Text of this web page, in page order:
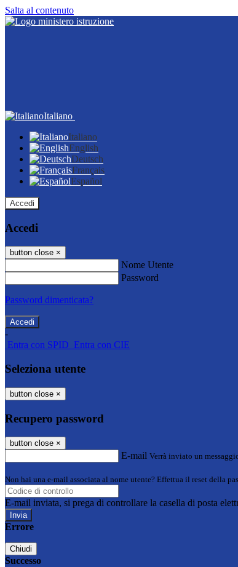
Salta al contenuto
Italiano
Italiano
English
Deutsch
Français
Español
Accedi
Accedi
button close ×
Nome Utente
Password
Password dimenticata?
-
Entra con SPID Entra con CIE
Seleziona utente
button close ×
Recupero password
button close ×
E-mail Verrà inviato un
Non hai una e-mail associata al nome utente? Effettua il reset della
E-mail inviata, si prega di controllare la casella di posta
Errore
Chiudi
Successo